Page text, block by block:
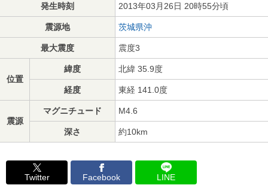
発生時刻 2013年03月26日 20時55分頃
震源地 茨城県沖
最大震度 震度3
位置
緯度 北緯 35.9度
経度 東経 141.0度
震源
マグニチュード M4.6
深さ 約10km
Twitter Facebook LINE